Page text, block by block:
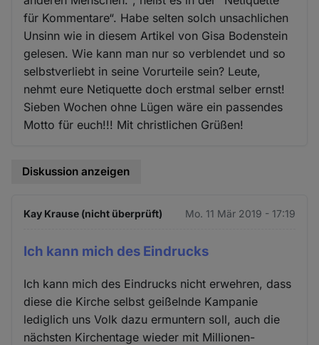
für Kommentare“. Habe selten solch unsachlichen
Unsinn wie in diesem Artikel von Gisa Bodenstein
gelesen. Wie kann man nur so verblendet und so
selbstverliebt in seine Vorurteile sein? Leute,
nehmt eure Netiquette doch erstmal selber ernst!
Sieben Wochen ohne Lügen wäre ein passendes
Motto für euch!!! Mit christlichen Grüßen!
Diskussion anzeigen
Kay Krause (nicht überprüft) Mo. 11 Mär 2019 - 17:19
Ich kann mich des Eindrucks
Ich kann mich des Eindrucks nicht erwehren, dass
diese die Kirche selbst geißelnde Kampanie
lediglich uns Volk dazu ermuntern soll, auch die
nächsten Kirchentage wieder mit Millionen-